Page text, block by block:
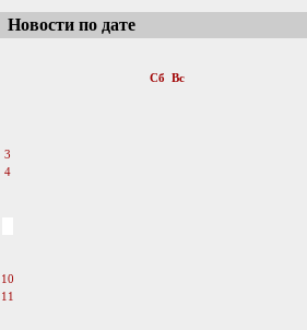
Новости по дате
Сб Вс
3
4
10
11